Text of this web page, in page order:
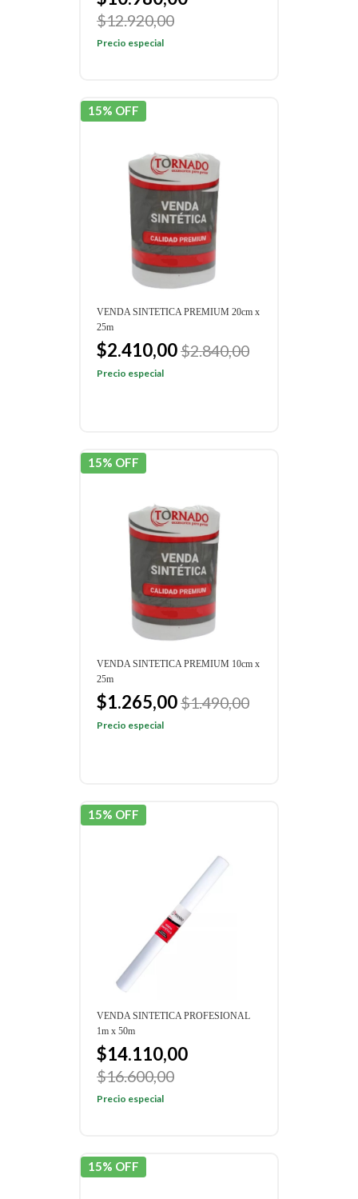
$12.920,00
Precio especial
15% OFF
VENDA SINTETICA PREMIUM 20cm x
25m
$2.410,00$2.840,00
Precio especial
15% OFF
VENDA SINTETICA PREMIUM 10cm x
25m
$1.265,00$1.490,00
Precio especial
15% OFF
VENDA SINTETICA PROFESIONAL
1m x 50m
$14.110,00
$16.600,00
Precio especial
15% OFF